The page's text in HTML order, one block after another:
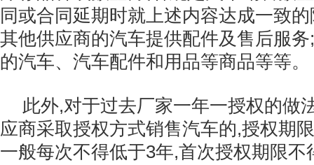
同或合同延期时就上述内容达成一致
其他供应商的汽车提供配件及售后服
的汽车、汽车配件和用品等商品等等。
此外,对于过去厂家一年一授权的做
应商采取授权方式销售汽车的,授权期
一般每次不得低于3年,首次授权期限不